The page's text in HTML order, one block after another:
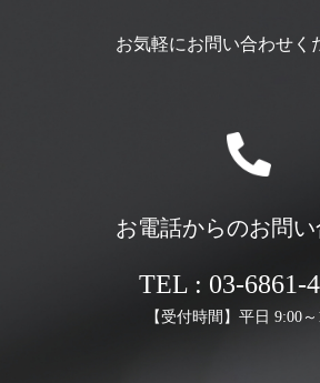
お気軽にお問い合わせく
お電話からのお問
TEL : 03-6861-
【受付時間】平日 9:00～